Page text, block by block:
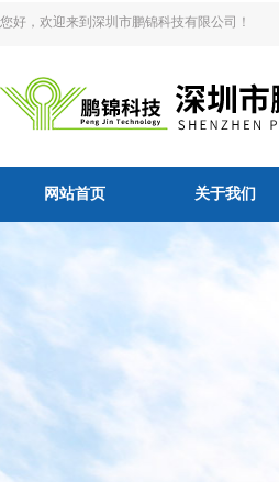
您好，欢迎来到深圳市鹏锦科技有限公司！
网站首页 关于我们